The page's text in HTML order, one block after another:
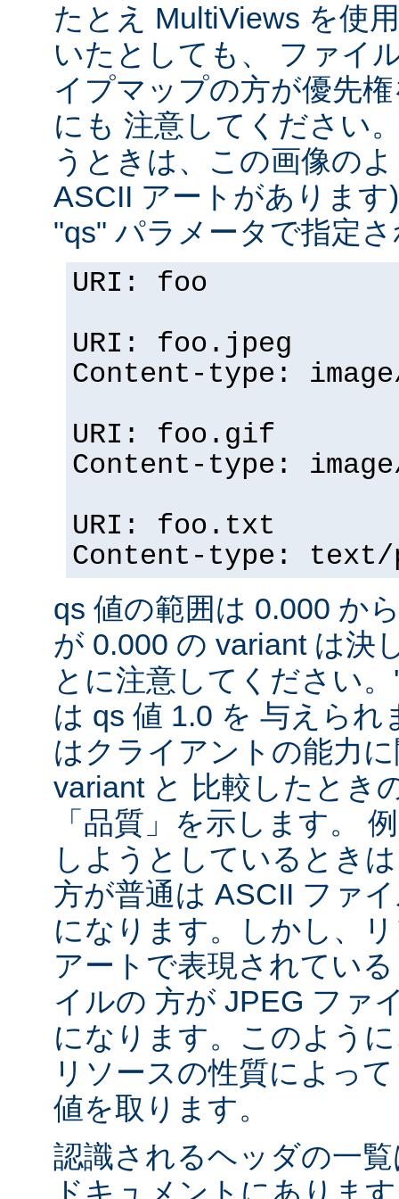
たとえ MultiViews を使
いたとしても、 ファイ
イプマップの方が優先
にも 注意してください
うときは、この画像の
ASCII アートがありま
"qs" パラメータで指定
URI: foo
URI: foo.jpeg
Content-type:
URI: foo.gif
Content-type:
URI: foo.txt
Content-type:
qs 値の範囲は 0.000 か
が 0.000 の variant は決
とに注意してください
は qs 値 1.0 を 与えら
はクライアントの能力
variant と 比較したとき
「品質」を示します。
しようとしているとき
方が普通は ASCII ファ
になります。しかし、
アートで表現されてい
イルの 方が JPEG ファ
になります。このよう
リソースの性質によっ
値を取ります。
認識されるヘッダの一
ドキュメントにありま